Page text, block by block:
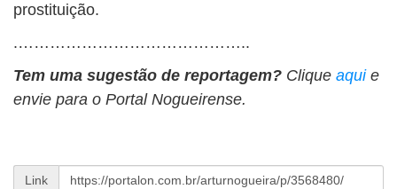
prostituição.
.……………………………………..
Tem uma sugestão de reportagem? Clique aqui e
envie para o Portal Nogueirense.
Link